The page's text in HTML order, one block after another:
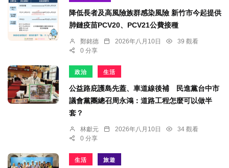
降低長者及高風險族群感染風險 新竹市今起提供
肺鏈疫苗PCV20、PCV21公費接種
鄭銘德 2026年八月10日
39 觀看
0 分享
政治 生活
公益路庇護島先蓋、車道線後補 民進黨台中市
議會黨團總召周永鴻：道路工程怎麼可以做半
套？
林獻元 2026年八月10日
34 觀看
0 分享
生活 旅遊